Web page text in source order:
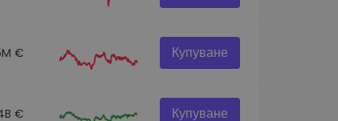
€ Купуване
€ Купуване